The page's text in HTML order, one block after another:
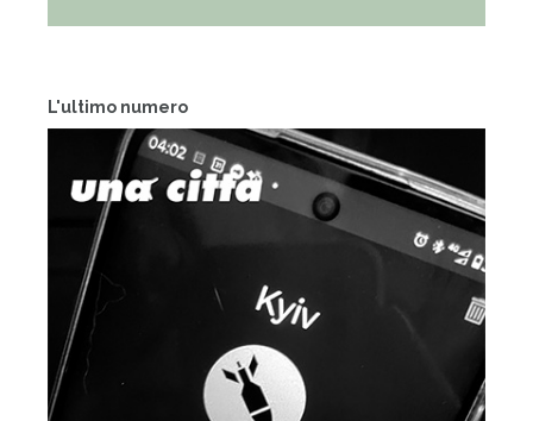
L'ultimo numero